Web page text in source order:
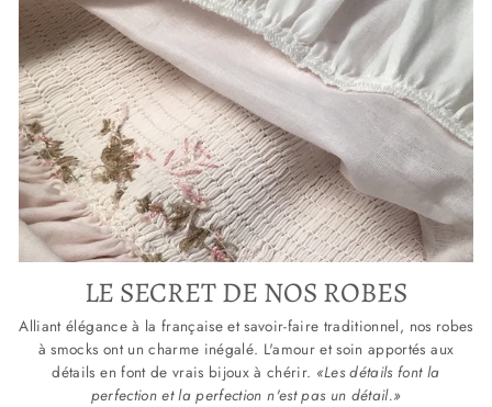
LE SECRET DE NOS ROBES
Alliant élégance à la française et savoir-faire traditionnel, nos robes
à smocks ont un charme inégalé. L'amour et soin apportés aux
détails en font de vrais bijoux à chérir. «Les détails font la
perfection et la perfection n'est pas un détail.»